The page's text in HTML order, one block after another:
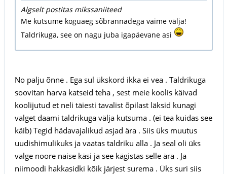
Algselt postitas mikssaniiteed
Me kutsume koguaeg sõbrannadega vaime välja!
Taldrikuga, see on nagu juba igapäevane asi
No palju õnne . Ega sul ükskord ikka ei vea . Taldrikuga
soovitan harva katseid teha , sest meie koolis käivad
koolijutud et neli täiesti tavalist õpilast läksid kunagi
valget daami taldrikuga välja kutsuma . (ei tea kuidas see
käib) Tegid hädavajalikud asjad ära . Siis üks muutus
uudishimulikuks ja vaatas taldriku alla . Ja seal oli üks
valge noore naise käsi ja see kägistas selle ära . Ja
niimoodi hakkasidki kõik järjest surema . Üks suri siis